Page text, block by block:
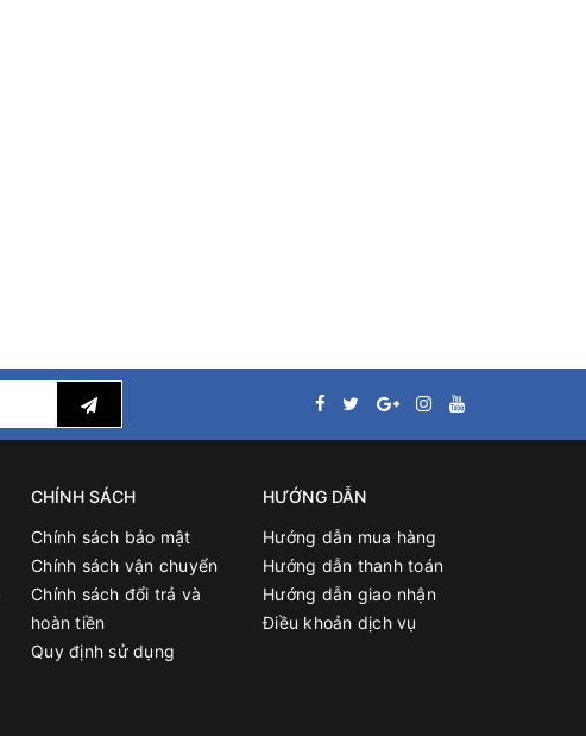
CHÍNH SÁCH
Chính sách bảo mật
Chính sách vận chuyển
Chính sách đổi trả và
hoàn tiền
Quy định sử dụng
HƯỚNG DẪN
Hướng dẫn mua hàng
Hướng dẫn thanh toán
Hướng dẫn giao nhận
Điều khoản dịch vụ